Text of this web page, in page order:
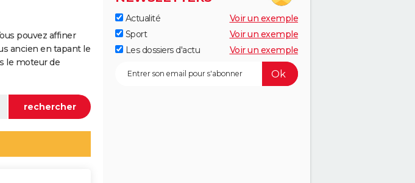
pouvez affiner
ancien en tapant le
le moteur de
Actualité
Voir un exemple
Sport
Voir un exemple
Les dossiers d'actu
Voir un exemple